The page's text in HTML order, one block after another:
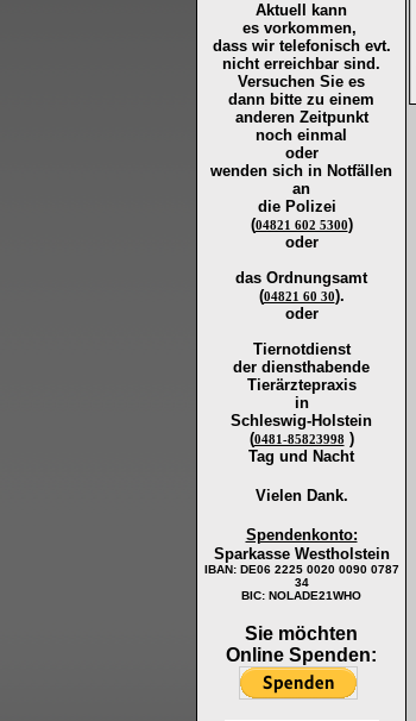
Aktuell kann
es vorkommen,
dass wir telefonisch evt.
nicht erreichbar sind.
Versuchen Sie es
dann bitte zu einem
anderen Zeitpunkt
noch einmal
oder
wenden sich in Notfällen
an
die Polizei
(04821 602 5300)
oder
das Ordnungsamt
(04821 60 30).
oder
Tiernotdienst
der diensthabende
Tierärztepraxis
in
Schleswig-Holstein
(0481-85823998 )
Tag und Nacht
Vielen Dank.
Spendenkonto:
Sparkasse Westholstein
IBAN: DE06 2225 0020 0090 0787
34
BIC: NOLADE21WHO
Sie möchten
Online Spenden: